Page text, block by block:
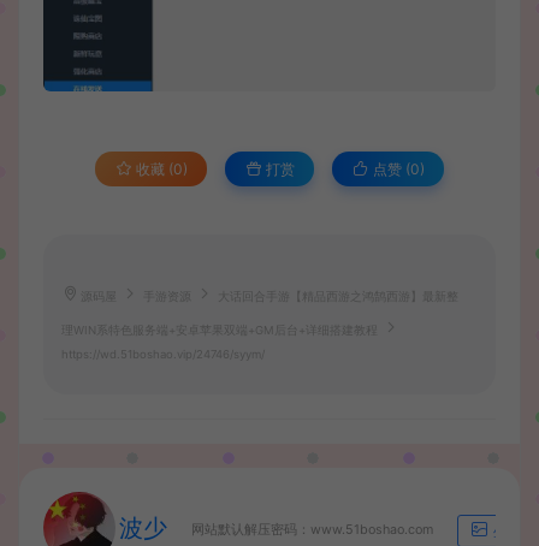
收藏 (0) 打赏 点赞 (0)
手游资源 大话回合手游【精品西游之鸿鹄西游】最新整
理WIN系特色服务端+安卓苹果双端+GM后台+详细搭建教程
https://wd.51boshao.vip/24746/syym/
波少 网站默认解压密码：www.51boshao.com 生成海